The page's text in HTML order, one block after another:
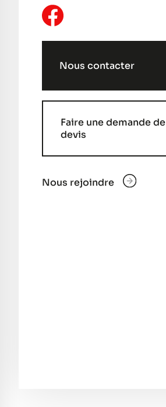
Nous contacter
Faire une demande de
devis
Nous rejoindre